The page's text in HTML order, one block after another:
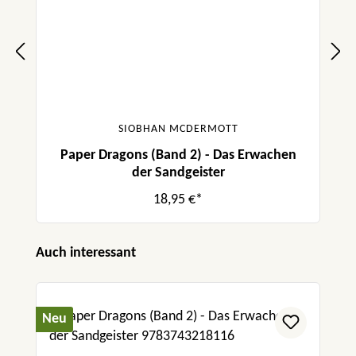
SIOBHAN MCDERMOTT
Paper Dragons (Band 2) - Das Erwachen
der Sandgeister
18,95 €*
Produktgalerie überspringen
Auch interessant
Neu